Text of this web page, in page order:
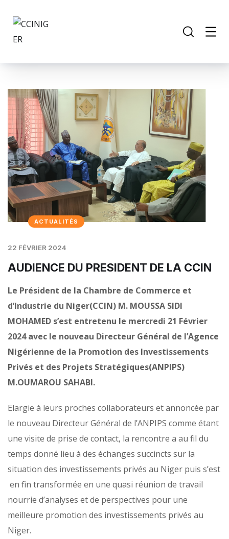
ACTUALITÉS
22 FÉVRIER 2024
AUDIENCE DU PRESIDENT DE LA CCIN
Le Président de la Chambre de Commerce et
d’Industrie du Niger(CCIN) M. MOUSSA SIDI
MOHAMED s’est entretenu le mercredi 21 Février
2024 avec le nouveau Directeur Général de l’Agence
Nigérienne de la Promotion des Investissements
Privés et des Projets Stratégiques(ANPIPS)
M.OUMAROU SAHABI.
Elargie à leurs proches collaborateurs et annoncée par
le nouveau Directeur Général de l’ANPIPS comme étant
une visite de prise de contact, la rencontre a au fil du
temps donné lieu à des échanges succincts sur la
situation des investissements privés au Niger puis s’est
en fin transformée en une quasi réunion de travail
nourrie d’analyses et de perspectives pour une
meilleure promotion des investissements privés au
Niger.